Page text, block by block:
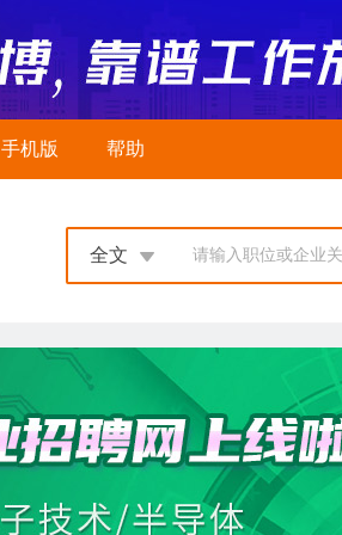
手机版 帮助
请输入职位或企业
全文